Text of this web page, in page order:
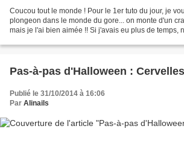
Coucou tout le monde ! Pour le 1er tuto du jour, je
plongeon dans le monde du gore... on monte d'un
mais je l'ai bien aimée !! Si j'avais eu plus de temps,
Pas-à-pas d'Halloween : Cervelles
Publié le 31/10/2014 à 16:06
Par Alinails